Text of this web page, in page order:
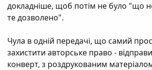
докладніше, щоб потім не було "що
те дозволено".
Чула в одній передачі, що самий
захистити авторське право -
конверт, з роздрукованим